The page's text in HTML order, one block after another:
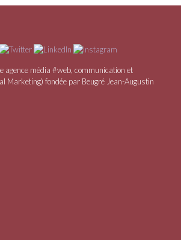
agence média #web, communication et
Marketing) fondée par Beugré Jean-Augustin